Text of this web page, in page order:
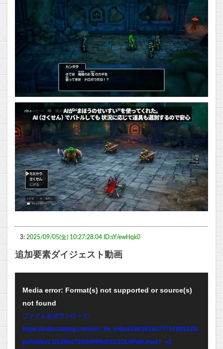
3: 2025/09/05(金) 10:27:28.04 ID:sY/ewHqk0
追加要素ダイジェスト動画
画
プ
ー
ヤ
Media error: Format(s) not supported or source(s)
not found
ファイルをダウンロード:
https://video.twimg.com/ext_tw_video/1963618277751685120/
pu/vid/avc1/1280x720/9tP89p51UJOL9PqH.mp4?_=2